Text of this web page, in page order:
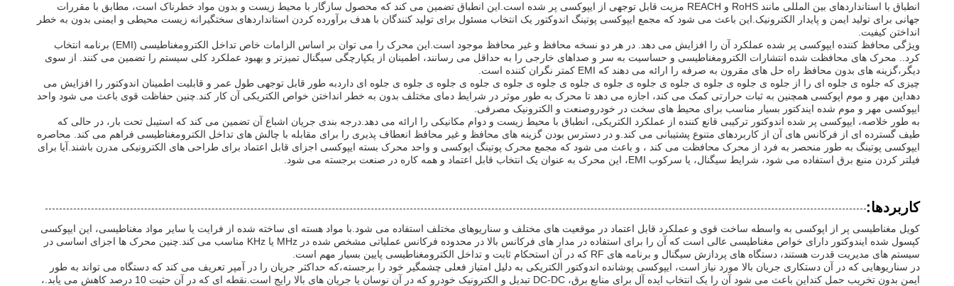
انطباق با استانداردهای بین المللی مانند RoHS و REACH مزیت قابل توجهی از ایپوکسی پر شده است.این انطباق تضمین می کند که محصول سازگار با محیط زیست و بدون مواد خطرناک است، مطابق با مقررات
جهانی برای تولید ایمن و پایدار الکترونیک.این باعث می شود که مجمع ایپوکسی پوتینگ اندوکتور یک انتخاب مسئول برای تولید کنندگان با هدف برآورده کردن استانداردهای سختگیرانه زیست محیطی و ایمنی بدون به خطر
انداختن کیفیت.
ویژگی محافظ کننده ایپوکسی پر شده عملکرد آن را افزایش می دهد. در هر دو نسخه محافظ و غیر محافظ موجود است.این محرک را می توان بر اساس الزامات خاص تداخل الکترومغناطیسی (EMI) برنامه انتخاب
کرد.. محرک های محافظت شده انتشارات الکترومغناطیسی و حساسیت به سر و صداهای خارجی را به حداقل می رسانند، اطمینان از یکپارچگی سیگنال تمیزتر و بهبود عملکرد کلی سیستم را تضمین می کنند. از سوی
دیگر،گزینه های بدون محافظ راه حل های مقرون به صرفه را ارائه می دهند که EMI کمتر نگران کننده است.
چیزی که جلوه ی جلوه ای را از جلوه ی جلوه ی جلوه ی جلوه ی جلوه ی جلوه ی جلوه ی جلوه ی جلوه ی جلوه ی جلوه ی جلوه ی جلوه ای داردبه طور قابل توجهی طول عمر و قابلیت اطمینان اندوکتور را افزایش می
دهداین مهر و موم اپوکسی همچنین به ثبات حرارتی کمک می کند، اجازه می دهد تا محرک به طور موثر در شرایط دمای مختلف بدون به خطر انداختن خواص الکتریکی آن کار کند.چنین حفاظت قوی باعث می شود واحد
ایپوکسی مهر و موم شده ایندکتور بسیار مناسب برای محیط های سخت در خودروصنعت و الکترونیک مصرفی.
به طور خلاصه، ایپوکسی پر شده اندوکتور ترکیبی قانع کننده از عملکرد الکتریکی، انطباق با محیط زیست و دوام مکانیکی را ارائه می دهد.درجه بندی جریان اشباع آن تضمین می کند که استیبل تحت بار، در حالی که
طیف گسترده ای از فرکانس های آن از کاربردهای متنوع پشتیبانی می کند.و در دسترس بودن گزینه های محافظ و غیر محافظ انعطاف پذیری را برای مقابله با چالش های تداخل الکترومغناطیسی فراهم می کند. محاصره
ایپوکسی پوتینگ به طور منحصر به فرد از محرک محافظت می کند ، و باعث می شود که مجمع محرک پوتینگ اپوکسی و واحد محرک بسته ایپوکسی اجزای قابل اعتماد برای طراحی های الکترونیکی مدرن باشند.آیا برای
فیلتر کردن منبع برق استفاده می شود، شرایط سیگنال، یا سرکوب EMI، این محرک به عنوان یک انتخاب قابل اعتماد و همه کاره در صنعت برجسته می شود.
کاربردها:
کویل مغناطیسی پر از اپوکسی به واسطه ساخت قوی و عملکرد قابل اعتماد در موقعیت های مختلف و سناریوهای مختلف استفاده می شود.با مواد هسته ای ساخته شده از فرایت یا سایر مواد مغناطیسی، این ایپوکسی
کپسول شده ایندوکتور دارای خواص مغناطیسی عالی است که آن را برای استفاده در مدار های فرکانس بالا در محدوده فرکانس عملیاتی مشخص شده در MHz یا KHz مناسب می کند.چنین محرک ها اجزای اساسی در
سیستم های مدیریت قدرت هستند، دستگاه های پردازش سیگنال و برنامه های RF که در آن استحکام ثابت و تداخل الکترومغناطیسی پایین بسیار مهم است.
در سناریوهایی که در آن دستکاری جریان بالا مورد نیاز است، ایپوکسی پوشانده اندوکتور الکتریکی به دلیل امتیاز فعلی چشمگیر خود را برجسته،که حداکثر جریان را در آمپر تعریف می کند که دستگاه می تواند به طور
ایمن بدون تخریب حمل کنداین باعث می شود آن را یک انتخاب ایده آل برای منابع برق، DC-DC تبدیل و الکترونیک خودرو که در آن نوسان یا جریان های بالا رایج است.نقطه ای که در آن حثیت 10 درصد کاهش می یابد.،